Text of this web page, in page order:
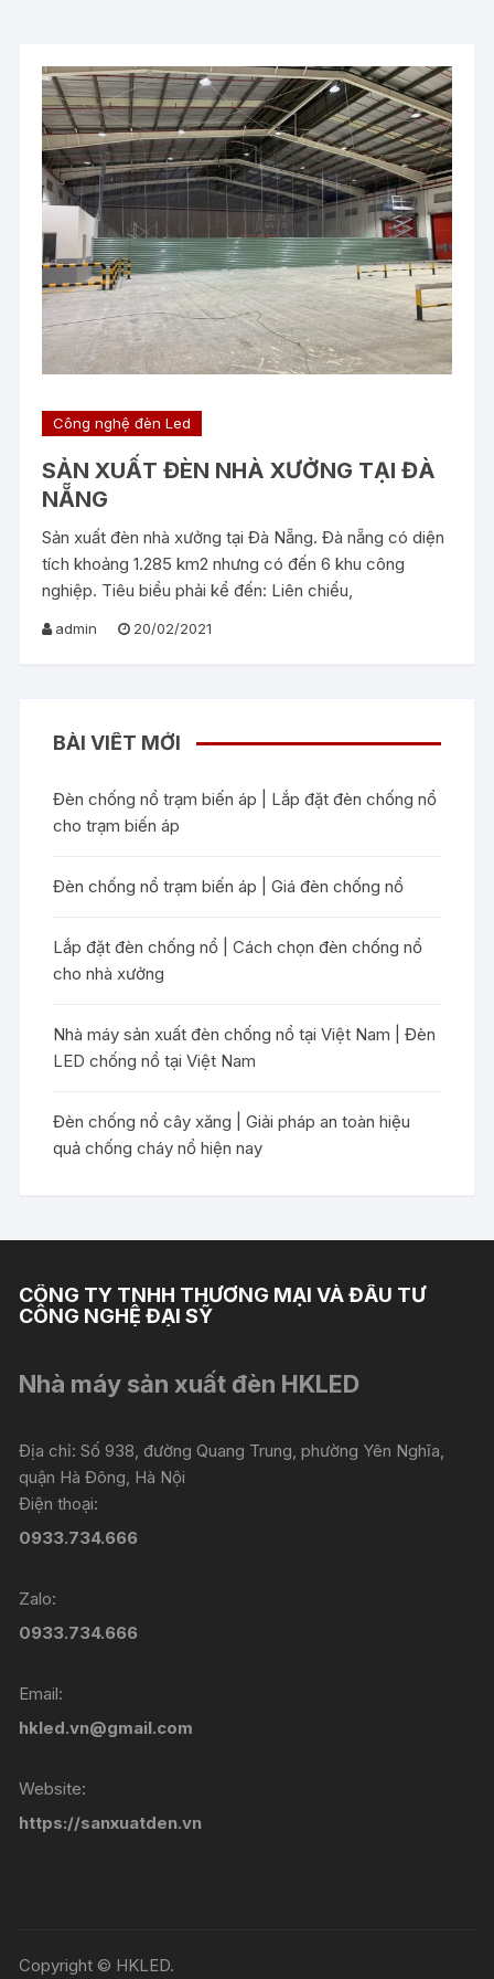
Công nghệ đèn Led
SẢN XUẤT ĐÈN NHÀ XƯỞNG TẠI ĐÀ
NẴNG
Sản xuất đèn nhà xưởng tại Đà Nẵng. Đà nẵng có diện
tích khoảng 1.285 km2 nhưng có đến 6 khu công
nghiệp. Tiêu biểu phải kể đến: Liên chiểu,
admin 20/02/2021
BÀI VIẾT MỚI
Đèn chống nổ trạm biến áp | Lắp đặt đèn chống nổ
cho trạm biến áp
Đèn chống nổ trạm biến áp | Giá đèn chống nổ
Lắp đặt đèn chống nổ | Cách chọn đèn chống nổ
cho nhà xưởng
Nhà máy sản xuất đèn chống nổ tại Việt Nam | Đèn
LED chống nổ tại Việt Nam
Đèn chống nổ cây xăng | Giải pháp an toàn hiệu
quả chống cháy nổ hiện nay
CÔNG TY TNHH THƯƠNG MẠI VÀ ĐẦU TƯ
CÔNG NGHỆ ĐẠI SỸ
Nhà máy sản xuất đèn HKLED
Địa chỉ: Số 938, đường Quang Trung, phường Yên Nghĩa,
quận Hà Đông, Hà Nội
Điện thoại:
0933.734.666
Zalo:
0933.734.666
Email:
hkled.vn@gmail.com
Website:
https://sanxuatden.vn
Copyright © HKLED.